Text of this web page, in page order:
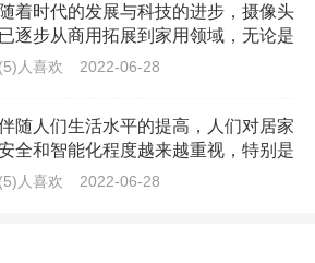
频素材。同时我们无需下载第三方
需的视频素材后只需通过“一键成
瓣剪辑应用，其中拥有丰富的剪辑
视频主题和曲风多样的音乐(基于华
随着时代的发展与科技的进步，摄像头
已逐步从商用拓展到家用领域，无论是
出于安防的考虑还是出于看护老人/小
(5)人喜欢 2022-06-28
随人们生活水平的提高，人们对居家
全和智能化程度越来越重视，特别是
大部分时间在单位工作外出的人们，如
(5)人喜欢 2022-06-28